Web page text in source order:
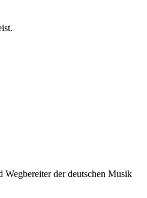
der deutschen Musik